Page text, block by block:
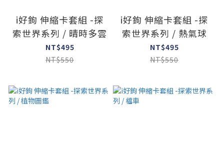
i好鉤 伸縮卡套組 -探
索世界系列 / 晴時多雲
NT$495
NT$550
i好鉤 伸縮卡套組 -探
索世界系列 / 熱氣球
NT$495
NT$550